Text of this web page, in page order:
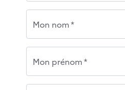
Mon nom *
Mon prénom *